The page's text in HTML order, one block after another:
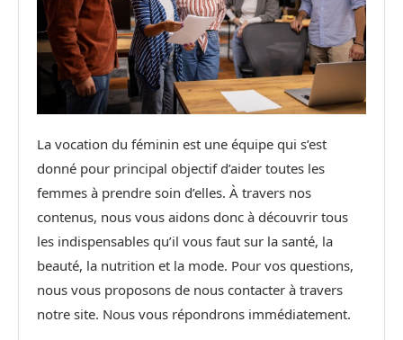
La vocation du féminin est une équipe qui s’est
donné pour principal objectif d’aider toutes les
femmes à prendre soin d’elles. À travers nos
contenus, nous vous aidons donc à découvrir tous
les indispensables qu’il vous faut sur la santé, la
beauté, la nutrition et la mode. Pour vos questions,
nous vous proposons de nous contacter à travers
notre site. Nous vous répondrons immédiatement.